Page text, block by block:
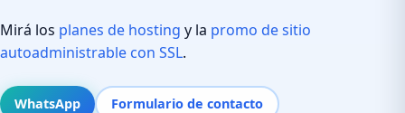
Mirá los planes de hosting y la promo de sitio
autoadministrable con SSL.
WhatsApp Formulario de contacto